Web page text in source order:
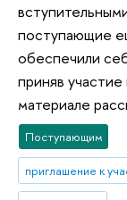
поступающие
обеспечили
приняв
материале
Поступающим
приглашение к